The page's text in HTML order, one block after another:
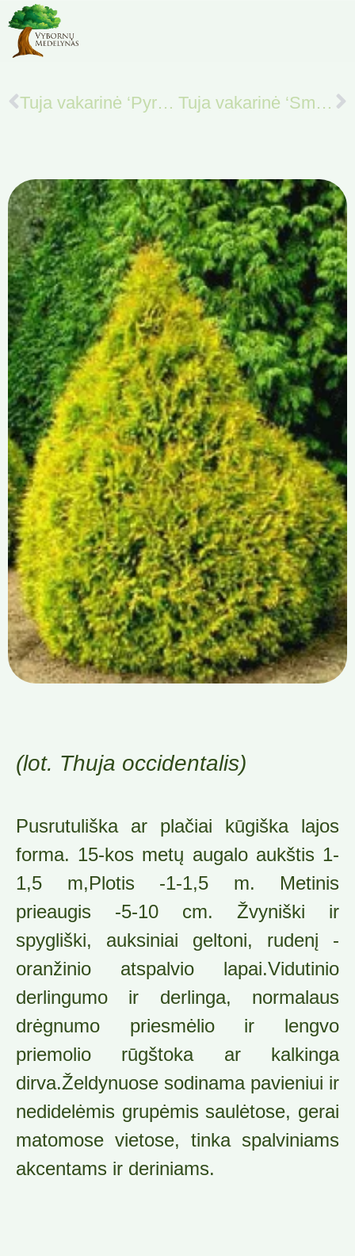
Tuja vakarinė ‘Pyramidalis Compacta’ Tuja vakarinė ‘Smaragd’
(lot. Thuja occidentalis)
Pusrutuliška ar plačiai kūgiška lajos
forma. 15-kos metų augalo aukštis 1-
1,5 m,Plotis -1-1,5 m. Metinis
prieaugis -5-10 cm. Žvyniški ir
spygliški, auksiniai geltoni, rudenį -
oranžinio atspalvio lapai.Vidutinio
derlingumo ir derlinga, normalaus
drėgnumo priesmėlio ir lengvo
priemolio rūgštoka ar kalkinga
dirva.Želdynuose sodinama pavieniui ir
nedidelėmis grupėmis saulėtose, gerai
matomose vietose, tinka spalviniams
akcentams ir deriniams.